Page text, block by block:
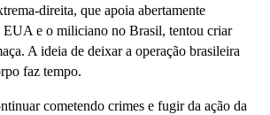
direita, que apoia abertamente
e o miliciano no Brasil, tentou criar
A ideia de deixar a operação brasileira
faz tempo.
cometendo crimes e fugir da ação da